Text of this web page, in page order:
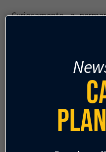
Curiosamente, a
Preto é
trabalham na “Ouro
Preto real”,
Dentro de suas
problemas de